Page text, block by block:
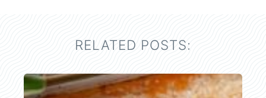
RELATED POSTS: